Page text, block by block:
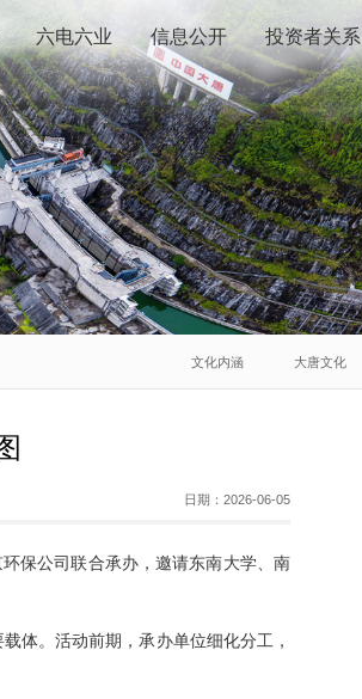
六电六业 信息公开 投资者关系
文化内涵 大唐文化
日期： 2026-06-05
保公司联合承办，邀请东南大学、南
体。活动前期，承办单位细化分工，